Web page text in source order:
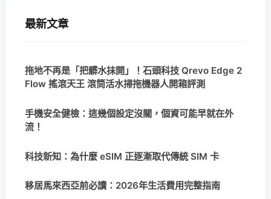
最新文章
拖地不再是「把髒水抹開」！石頭科技 Qrevo Edge 2
Flow 搖滾天王 滾筒活水掃拖機器人開箱評測
手機安全健檢：這幾個設定沒關，個資可能早就在外
流！
科技新知：為什麼 eSIM 正逐漸取代傳統 SIM 卡
移居馬來西亞前必讀：2026年生活費用完整指南